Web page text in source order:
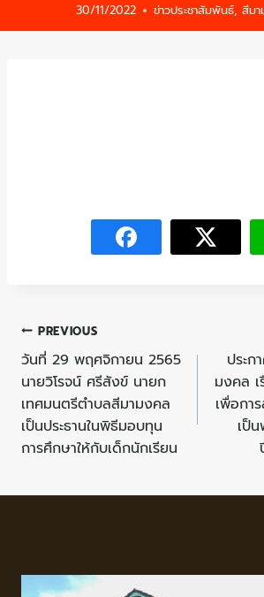
30/11/2022 ข่าวประชาสัมพันธ์, สีม
PREVIOUS
วันที่ 29 พฤศจิกายน 2565
นายวิโรจน์ ศรีสังข์ นายก
เทศมนตรีตำบลสีมามงคล
เป็นประธานในพิธีมอบทุน
การศึกษาให้กับเด็กนักเรียน
ประก
มงคล
เพื่อกา
เป็